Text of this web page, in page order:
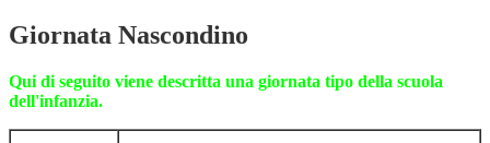
Giornata Nascondino
Qui di seguito viene descritta una giornata tipo della scuola
dell'infanzia.